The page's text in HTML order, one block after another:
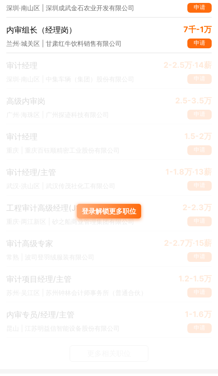
深圳·南山区 | 深圳成武金石农业开发有限公司 申请
内审组长（经理岗） 7千-1万
兰州·城关区 | 甘肃红牛饮料销售有限公司 申请
审计经理 2-2.5万·14薪
申请
高级内审岗 2.5-3.5万
申请
审计经理 1.5-2万
申请
审计经理/主管 1-1.8万·13薪
申请
工程审计高级经理(J11077) 2-2.3万
重庆·两江新区 | 砂之船商业管理集团有限公司 申请
审计高级专家 2-2.7万·15薪
申请
审计项目经理/主管 1.2-1.5万
申请
内审专员/经理/主管 1-1.6万
申请
登录解锁更多职位